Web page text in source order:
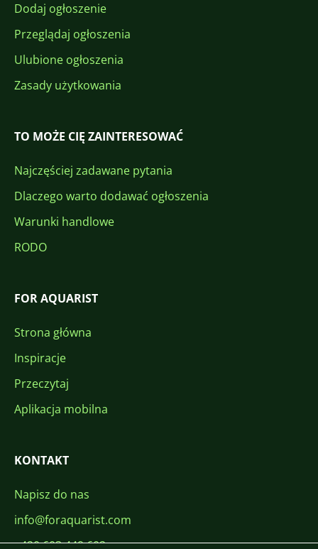
Dodaj ogłoszenie
Przeglądaj ogłoszenia
Ulubione ogłoszenia
Zasady użytkowania
TO MOŻE CIĘ ZAINTERESOWAĆ
Najczęściej zadawane pytania
Dlaczego warto dodawać ogłoszenia
Warunki handlowe
RODO
FOR AQUARIST
Strona główna
Inspiracje
Przeczytaj
Aplikacja mobilna
KONTAKT
Napisz do nas
info@foraquarist.com
+420 603 449 602